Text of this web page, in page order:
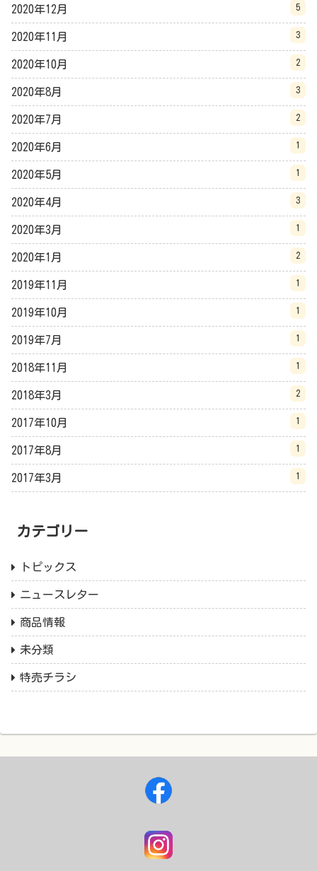
2020年12月 5
2020年11月 3
2020年10月 2
2020年8月 3
2020年7月 2
2020年6月 1
2020年5月 1
2020年4月 3
2020年3月 1
2020年1月 2
2019年11月 1
2019年10月 1
2019年7月 1
2018年11月 1
2018年3月 2
2017年10月 1
2017年8月 1
2017年3月 1
カテゴリー
トピックス
ニュースレター
商品情報
未分類
特売チラシ